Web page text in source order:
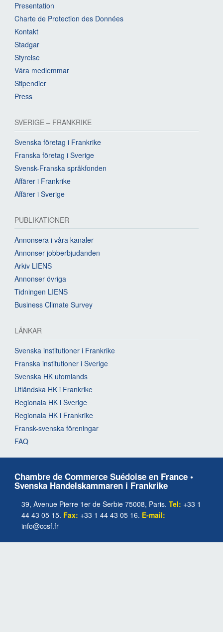
Presentation
Charte de Protection des Données
Kontakt
Stadgar
Styrelse
Våra medlemmar
Stipendier
Press
SVERIGE – FRANKRIKE
Svenska företag i Frankrike
Franska företag i Sverige
Svensk-Franska språkfonden
Affärer i Frankrike
Affärer i Sverige
PUBLIKATIONER
Annonsera i våra kanaler
Annonser jobberbjudanden
Arkiv LIENS
Annonser övriga
Tidningen LIENS
Business Climate Survey
LÄNKAR
Svenska institutioner i Frankrike
Franska institutioner i Sverige
Svenska HK utomlands
Utländska HK i Frankrike
Regionala HK i Sverige
Regionala HK i Frankrike
Fransk-svenska föreningar
FAQ
Chambre de Commerce Suédoise en France •
Svenska Handelskammaren i Frankrike
39, Avenue Pierre 1er de Serbie 75008, Paris. Tel: +33 1
44 43 05 15. Fax: +33 1 44 43 05 16. E-mail:
info@ccsf.fr